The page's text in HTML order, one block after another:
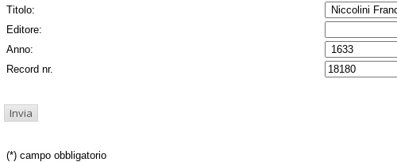
Titolo:
Editore:
Anno:
Record nr.
(*) campo obbligatorio